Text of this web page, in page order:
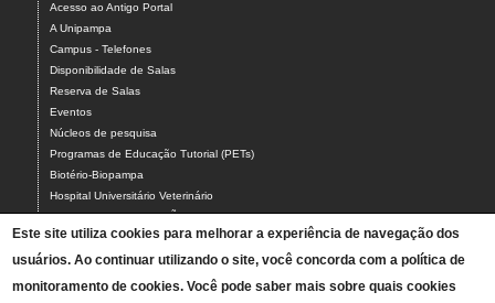
Acesso ao Antigo Portal
A Unipampa
Campus - Telefones
Disponibilidade de Salas
Reserva de Salas
Eventos
Núcleos de pesquisa
Programas de Educação Tutorial (PETs)
Biotério-Biopampa
Hospital Universitário Veterinário
Chamados MANUTENÇÃO PREDIAL E AR-CONDICIONADO
Chamados TIC-ASCOM-DIV BIBLIOTECAS-PROCADI
Comissão Eleitoral Local (CEL campus Uruguaiana)
Coordenação Local de Laboratórios
Este site utiliza cookies para melhorar a experiência de navegação dos
usuários. Ao continuar utilizando o site, você concorda com a política de
monitoramento de cookies. Você pode saber mais sobre quais cookies